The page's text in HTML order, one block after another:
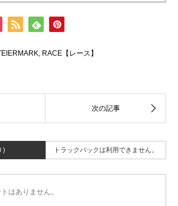
, RACE【レース】
) トラックバックは利用できません。
はありません。